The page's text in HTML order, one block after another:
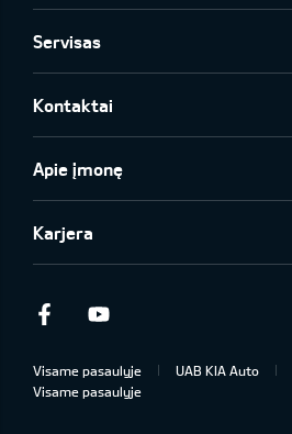
Servisas
Kontaktai
Apie įmonę
Karjera
Facebook
Visame pasaulyje UAB KIA Auto
Visame pasaulyje